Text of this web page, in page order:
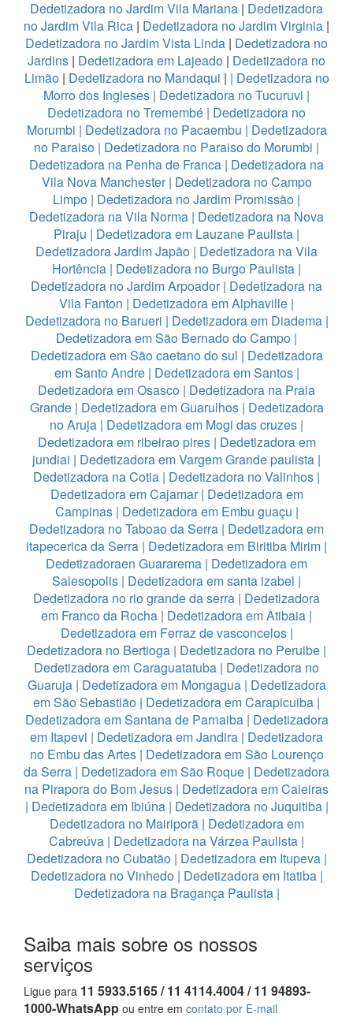
Dedetizadora no Jardim Vila Mariana | Dedetizadora
no Jardim Vila Rica | Dedetizadora no Jardim Virginia |
Dedetizadora no Jardim Vista Linda | Dedetizadora no
Jardins | Dedetizadora em Lajeado | Dedetizadora no
Limão| Dedetizadora no Mandaqui | | Dedetizadora no
Morro dos Ingleses | Dedetizadora no Tucuruvi |
Dedetizadora no Tremembé | Dedetizadora no
Morumbi | Dedetizadora no Pacaembu | Dedetizadora
no Paraiso | Dedetizadora no Paraiso do Morumbi |
Dedetizadora na Penha de Franca | Dedetizadora na
Vila Nova Manchester| Dedetizadora no Campo
Limpo | Dedetizadora no Jardim Promissão |
Dedetizadora na Vila Norma | Dedetizadora na Nova
Piraju | Dedetizadora em Lauzane Paulista |
Dedetizadora Jardim Japão | Dedetizadora na Vila
Hortência | Dedetizadora no Burgo Paulista |
Dedetizadora no Jardim Arpoador| Dedetizadora na
Vila Fanton | Dedetizadora em Alphaville |
Dedetizadora no Barueri | Dedetizadora em Diadema|
Dedetizadora em São Bernado do Campo |
Dedetizadora em São caetano do sul | Dedetizadora
em Santo Andre| Dedetizadora em Santos|
Dedetizadora em Osasco | Dedetizadora na Praia
Grande| Dedetizadora em Guarulhos| Dedetizadora
no Aruja | Dedetizadora em Mogi das cruzes |
Dedetizadora em ribeirao pires| Dedetizadora em
jundiai | Dedetizadora em Vargem Grande paulista |
Dedetizadora na Cotia | Dedetizadora no Valinhos |
Dedetizadora em Cajamar| Dedetizadora em
Campinas| Dedetizadora em Embu guaçu |
Dedetizadora no Taboao da Serra | Dedetizadora em
itapecerica da Serra | Dedetizadora em Biritiba Mirim |
Dedetizadoraen Guararema | Dedetizadora em
Salesopolis | Dedetizadora em santa izabel |
Dedetizadora no rio grande da serra | Dedetizadora
em Franco da Rocha | Dedetizadora em Atibaia |
Dedetizadora em Ferraz de vasconcelos|
Dedetizadora no Bertioga | Dedetizadora no Peruibe |
Dedetizadora em Caraguatatuba | Dedetizadora no
Guaruja| Dedetizadora em Mongagua| Dedetizadora
em São Sebastião | Dedetizadora em Carapicuiba |
Dedetizadora em Santana de Parnaiba| Dedetizadora
em Itapevi | Dedetizadora em Jandira | Dedetizadora
no Embu das Artes| Dedetizadora em São Lourenço
da Serra | Dedetizadora em São Roque | Dedetizadora
na Pirapora do Bom Jesus | Dedetizadora em Caieiras
| Dedetizadora em Ibiúna| Dedetizadora no Juquitiba|
Dedetizadora no Mairiporã| Dedetizadora em
Cabreúva | Dedetizadora na Várzea Paulista |
Dedetizadora no Cubatão| Dedetizadora em Itupeva|
Dedetizadora no Vinhedo| Dedetizadora em Itatiba|
Dedetizadora na Bragança Paulista|
Saiba mais sobre os nossos
serviços
Ligue para 11 5933.5165 / 11 4114.4004 / 11 94893-
1000-WhatsApp ou entre em contato por E-mail